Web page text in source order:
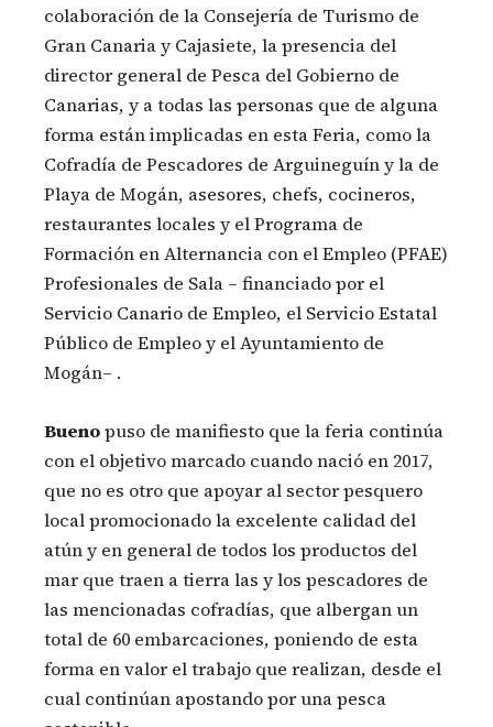
colaboración de la Consejería de Turismo de
Gran Canaria y Cajasiete, la presencia del
director general de Pesca del Gobierno de
Canarias, y a todas las personas que de alguna
forma están implicadas en esta Feria, como la
Cofradía de Pescadores de Arguineguín y la de
Playa de Mogán, asesores, chefs, cocineros,
restaurantes locales y el Programa de
Formación en Alternancia con el Empleo (PFAE)
Profesionales de Sala – financiado por el
Servicio Canario de Empleo, el Servicio Estatal
Público de Empleo y el Ayuntamiento de
Mogán– .
Buenopuso de manifiesto que la feria continúa
con el objetivo marcado cuando nació en 2017,
que no es otro que apoyar al sector pesquero
local promocionado la excelente calidad del
atún y en general de todos los productos del
mar que traen a tierra las y los pescadores de
las mencionadas cofradías, que albergan un
total de 60 embarcaciones, poniendo de esta
forma en valor el trabajo que realizan, desde el
cual continúan apostando por una pesca